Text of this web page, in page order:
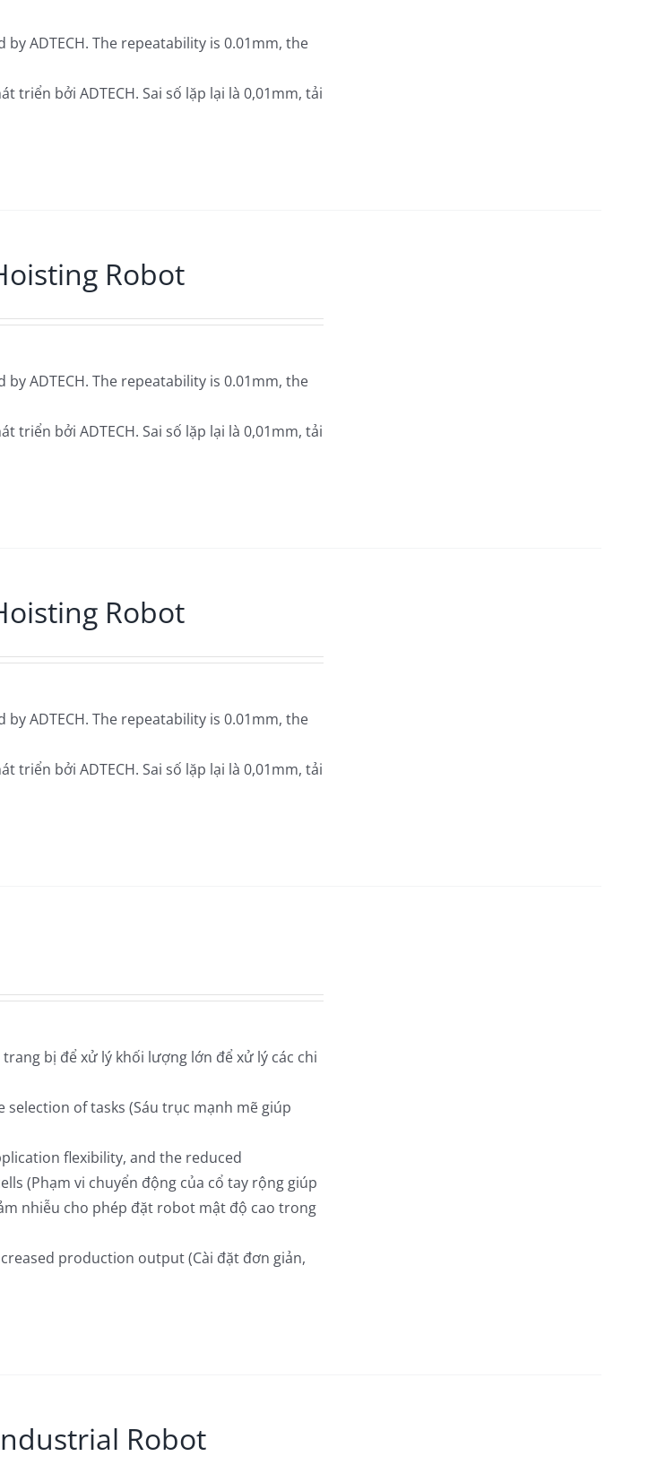
ADTECH. The repeatability is 0.01mm, the
triển bởi ADTECH. Sai số lặp lại là 0,01mm, tải
Robot
ADTECH. The repeatability is 0.01mm, the
triển bởi ADTECH. Sai số lặp lại là 0,01mm, tải
Robot
ADTECH. The repeatability is 0.01mm, the
triển bởi ADTECH. Sai số lặp lại là 0,01mm, tải
bị để xử lý khối lượng lớn để xử lý các chi
of tasks (Sáu trục mạnh mẽ giúp
flexibility, and the reduced
(Phạm vi chuyển động của cổ tay rộng giúp
nhiễu cho phép đặt robot mật độ cao trong
production output (Cài đặt đơn giản,
Robot